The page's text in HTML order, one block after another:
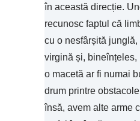
în această direcție.
recunosc faptul că
cu o nesfârșită
virgină și, bineînțeles,
o macetă ar fi numai
drum printre
însă, avem alte arme